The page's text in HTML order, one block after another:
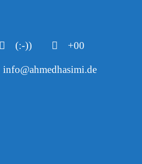
(:-)) +00
info@ahmedhasimi.de